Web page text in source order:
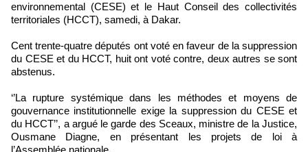
environnemental (CESE) et le Haut Conseil des collectivités
territoriales (HCCT), samedi, à Dakar.
Cent trente-quatre députés ont voté en faveur de la suppression
du CESE et du HCCT, huit ont voté contre, deux autres se sont
abstenus.
‘’La rupture systémique dans les méthodes et moyens de
gouvernance institutionnelle exige la suppression du CESE et
du HCCT’’, a argué le garde des Sceaux, ministre de la Justice,
Ousmane Diagne, en présentant les projets de loi à
l’Assemblée nationale.